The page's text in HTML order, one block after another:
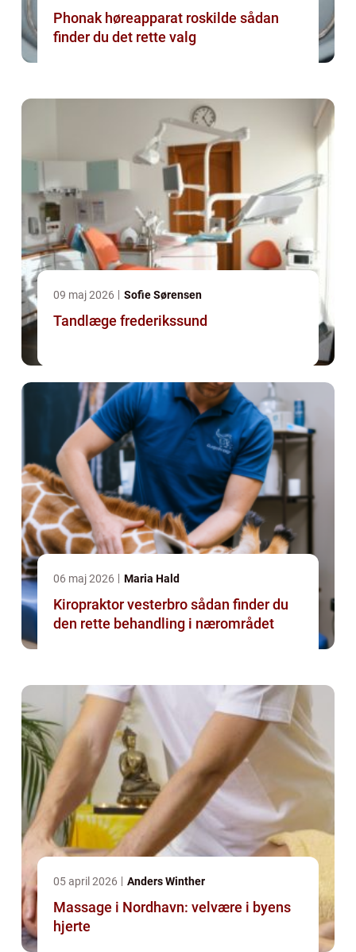
Phonak høreapparat roskilde sådan
finder du det rette valg
09 maj 2026 Sofie Sørensen
Tandlæge frederikssund
06 maj 2026 Maria Hald
Kiropraktor vesterbro sådan finder du
den rette behandling i nærområdet
05 april 2026 Anders Winther
Massage i Nordhavn: velvære i byens
hjerte